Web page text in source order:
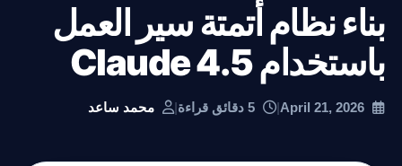
بناء نظام أتمتة سير العمل
باستخدام Claude 4.5
|
| محمد ساعد